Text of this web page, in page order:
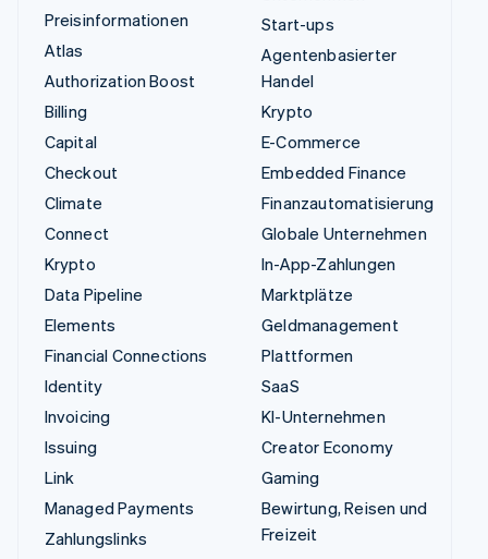
Preisinformationen
Atlas
Authorization Boost
Billing
Capital
Checkout
Climate
Connect
Krypto
Data Pipeline
Elements
Financial Connections
Identity
Invoicing
Issuing
Link
Managed Payments
Zahlungslinks
Start-ups
Agentenbasierter
Handel
Krypto
E-Commerce
Embedded Finance
Finanzautomatisierung
Globale Unternehmen
In-App-Zahlungen
Marktplätze
Geldmanagement
Plattformen
SaaS
KI-Unternehmen
Creator Economy
Gaming
Bewirtung, Reisen und
Freizeit